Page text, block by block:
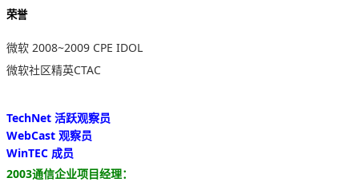
荣誉
微软 2008~2009 CPE IDOL
微软社区精英CTAC
TechNet 活跃观察员
WebCast 观察员
WinTEC 成员
2003通信企业项目经理：